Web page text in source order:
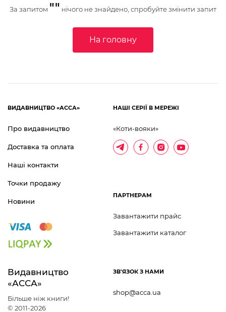
За запитом "" нічого не знайдено, спробуйте змінити запит
На головну
Видавництво
«АССА»
Більше ніж книги!
© 2011-2026
ЗВ'ЯЗОК З НАМИ
shop@acca.ua
ВИДАВНИЦТВО «АССА»
Про видавництво
Доставка та оплата
Наші контакти
Точки продажу
Новини
НАШІ СЕРІЇ В МЕРЕЖІ
«Коти-вояки»
ПАРТНЕРАМ
Завантажити прайс
Завантажити каталог